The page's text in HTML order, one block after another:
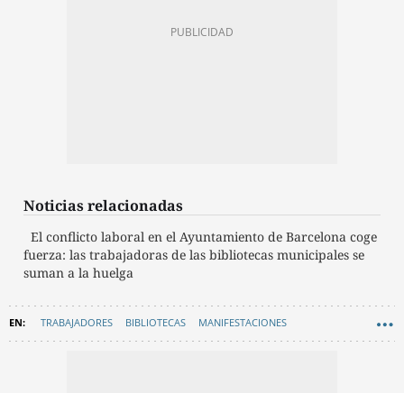
Noticias relacionadas
El conflicto laboral en el Ayuntamiento de Barcelona coge
fuerza: las trabajadoras de las bibliotecas municipales se
suman a la huelga
TRABAJADORES BIBLIOTECAS MANIFESTACIONES